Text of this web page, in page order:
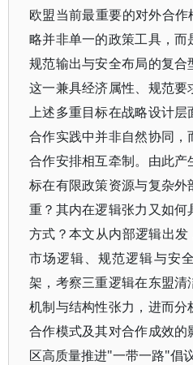
欧盟当前最重要的对外合
略并非单一的政策工具，而
规范输出与安全布局的复
这一兼具经济属性、规范要
上述多重目标在战略设计
合作实践中并非自然协同
合作安排相互牵制。由此产
标在有限政策资源与复杂
重？其内在逻辑张力又如
方式？本文从内部逻辑出
市场逻辑、规范逻辑与安
架，考察三重逻辑在东盟
机制与结构性张力，进而
合作模式及其对合作成效
区高质量推进"一带一路"倡